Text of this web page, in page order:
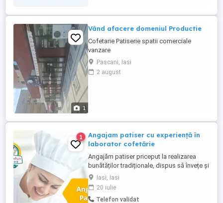
1
Vând afacere domeniul Productie
Cofetarie Patiserie spatii comerciale
vanzare
Pascani, Iasi
2 august
1
Angajam patiser cu experiență în
laborator cofetărie
Angajăm patiser priceput la realizarea
bunătăților tradiționale, dispus să învețe și
să respecte rețetele noastre. În același
timp, suntem deschiși la noi idei de
produse care să încânte iubitorii de
dulciuri. Cerințe: persoană harnică,
Iasi, Iasi
20 iulie
Telefon validat